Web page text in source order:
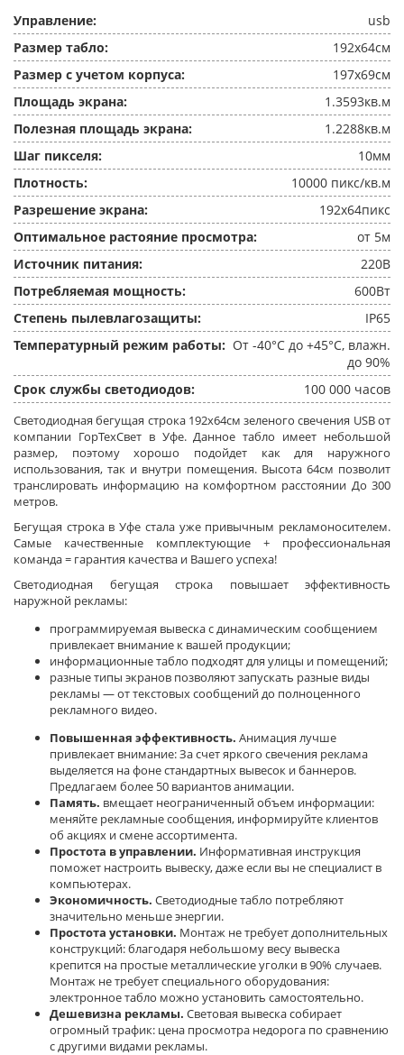
Управление:
usb
Размер табло:
192x64см
Размер с учетом корпуса:
197x69см
Площадь экрана:
1.3593кв.м
Полезная площадь экрана:
1.2288кв.м
Шаг пикселя:
10мм
Плотность:
10000 пикс/кв.м
Разрешение экрана:
192x64пикс
Оптимальное растояние просмотра:
от 5м
Источник питания:
220В
Потребляемая мощность:
600Вт
Степень пылевлагозащиты:
IP65
Температурный режим работы: От -40°C до +45°C, влажн.
до 90%
Срок службы светодиодов:
100 000 часов
Светодиодная бегущая строка 192x64см зеленого свечения USB от
компании ГорТехСвет в Уфе. Данное табло имеет небольшой
размер, поэтому хорошо подойдет как для наружного
использования, так и внутри помещения. Высота 64см позволит
транслировать информацию на комфортном расстоянии До 300
метров.
Бегущая строка в Уфе стала уже привычным рекламоносителем.
Самые качественные комплектующие + профессиональная
команда = гарантия качества и Вашего успеха!
Светодиодная бегущая строка повышает эффективность
наружной рекламы:
программируемая вывеска с динамическим сообщением
привлекает внимание к вашей продукции;
информационные табло подходят для улицы и помещений;
разные типы экранов позволяют запускать разные виды
рекламы — от текстовых сообщений до полноценного
рекламного видео.
Повышенная эффективность. Анимация лучше
привлекает внимание: За счет яркого свечения реклама
выделяется на фоне стандартных вывесок и баннеров.
Предлагаем более 50 вариантов анимации.
Память. вмещает неограниченный объем информации:
меняйте рекламные сообщения, информируйте клиентов
об акциях и смене ассортимента.
Простота в управлении. Информативная инструкция
поможет настроить вывеску, даже если вы не специалист в
компьютерах.
Экономичность. Светодиодные табло потребляют
значительно меньше энергии.
Простота установки. Монтаж не требует дополнительных
конструкций: благодаря небольшому весу вывеска
крепится на простые металлические уголки в 90% случаев.
Монтаж не требует специального оборудования:
электронное табло можно установить самостоятельно.
Дешевизна рекламы. Световая вывеска собирает
огромный трафик: цена просмотра недорога по сравнению
с другими видами рекламы.